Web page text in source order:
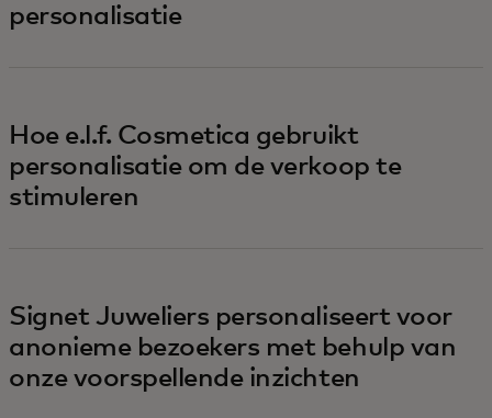
personalisatie
Hoe e.l.f. Cosmetica gebruikt
personalisatie om de verkoop te
stimuleren
Signet Juweliers personaliseert voor
anonieme bezoekers met behulp van
onze voorspellende inzichten